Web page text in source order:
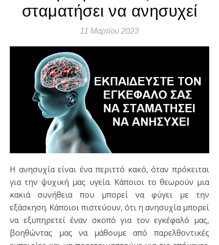
σταματήσει να ανησυχεί
11 Μαρτίου 2023
Η ανησυχία είναι ένα περιττό κακό, όταν πρόκειται
για την ψυχική μας υγεία. Κάποιοι το θεωρούν μια
κακιά συνήθεια που μπορεί να φύγει με την
εξάσκηση. Κάποιοι πιστεύουν, ότι η ανησυχία μπορεί
να εξυπηρετεί έναν σκοπό για τον εγκέφαλό μας,
βοηθώντας μας να μάθουμε από παρελθοντικές